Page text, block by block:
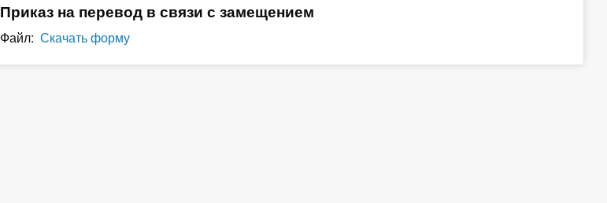
Приказ на перевод в связи с замещением
Файл: Скачать форму